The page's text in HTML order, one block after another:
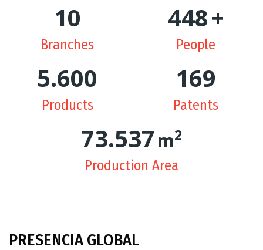
10
Branches
449+
People
5.629
Products
170
Patents
74.334m2
Production Area
PRESENCIA GLOBAL